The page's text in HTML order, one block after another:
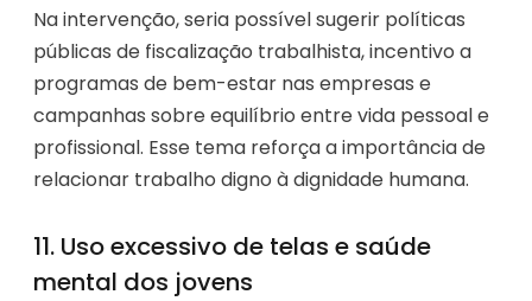
Na intervenção, seria possível sugerir políticas
públicas de fiscalização trabalhista, incentivo a
programas de bem-estar nas empresas e
campanhas sobre equilíbrio entre vida pessoal e
profissional. Esse tema reforça a importância de
relacionar trabalho digno à dignidade humana.
11. Uso excessivo de telas e saúde
mental dos jovens